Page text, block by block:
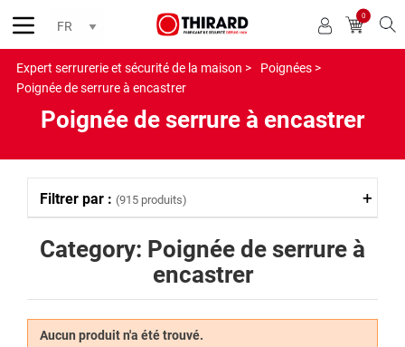
0
Expert serrurerie et sécurité de la maison >
Poignées >
Poignée de serrure à encastrer
Poignée de serrure à encastrer
Category: Poignée de serrure à
encastrer
Aucun produit n'a été trouvé.
Filtrer par : (915 produits)